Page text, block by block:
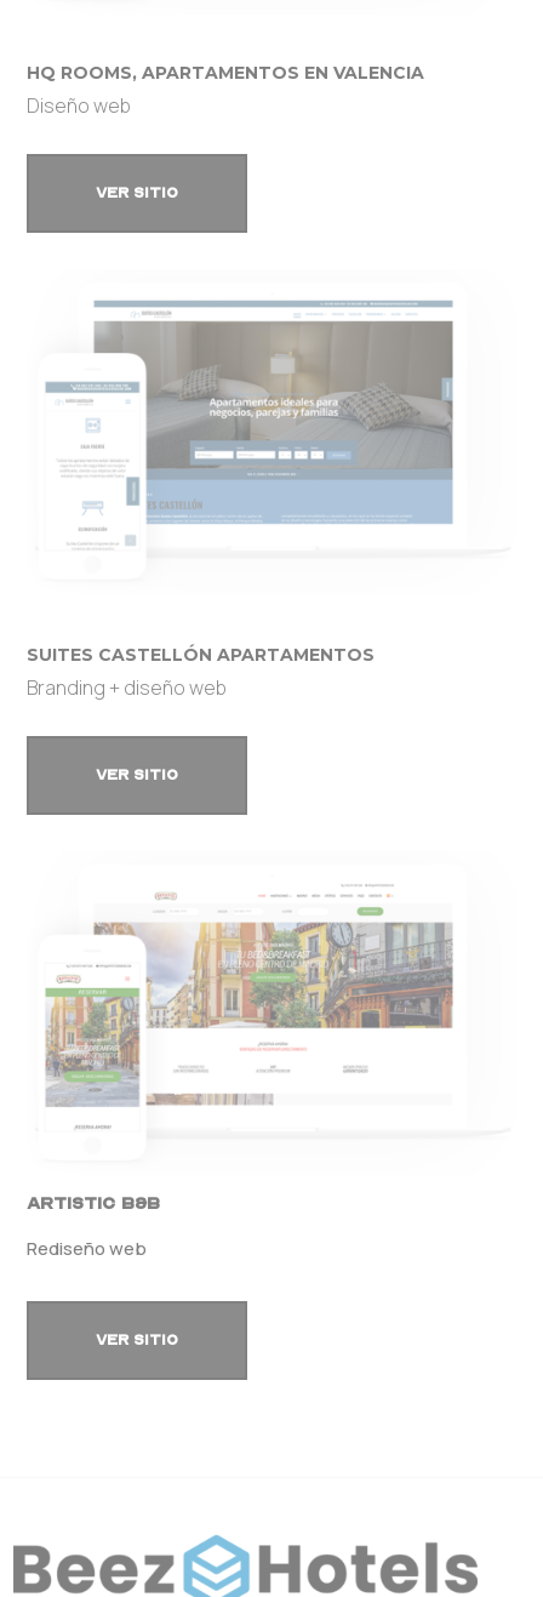
HQ ROOMS, APARTAMENTOS EN VALENCIA
Diseño web
VER SITIO
SUITES CASTELLÓN APARTAMENTOS
Branding + diseño web
VER SITIO
Artistic B&B
Rediseño web
VER SITIO